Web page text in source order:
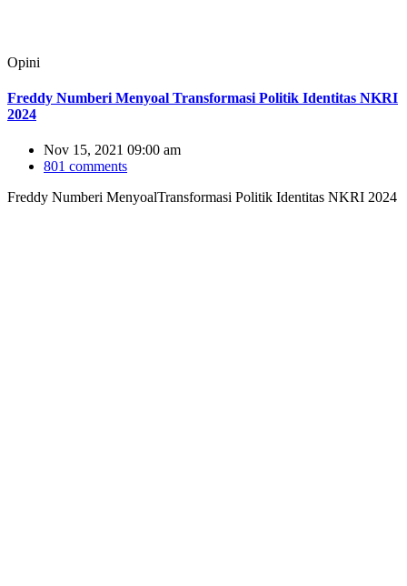
Opini
Freddy Numberi Menyoal Transformasi Politik Identitas NKRI
2024
Nov 15, 2021 09:00 am
801 comments
Freddy Numberi MenyoalTransformasi Politik Identitas NKRI 2024